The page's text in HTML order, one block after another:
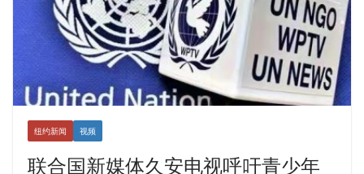
纽约新闻 视频
联合国新媒体久安电视呼吁青少年